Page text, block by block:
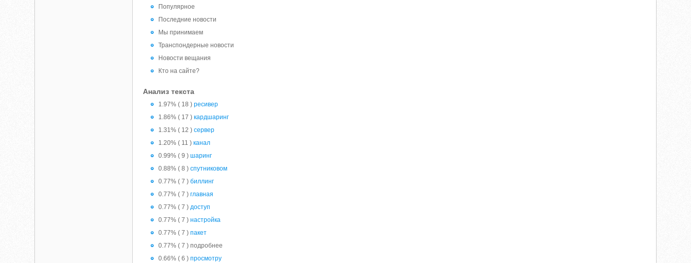
Популярное
Последние новости
Мы принимаем
Транспондерные новости
Новости вещания
Кто на сайте?
Анализ текста
1.97% ( 18 )ресивер
1.86% ( 17 )кардшаринг
1.31% ( 12 )сервер
1.20% ( 11 )канал
0.99% ( 9 )шаринг
0.88% ( 8 )спутниковом
0.77% ( 7 )биллинг
0.77% ( 7 )главная
0.77% ( 7 )доступ
0.77% ( 7 )настройка
0.77% ( 7 )пакет
0.77% ( 7 ) подробнее
0.66% ( 6 )просмотру